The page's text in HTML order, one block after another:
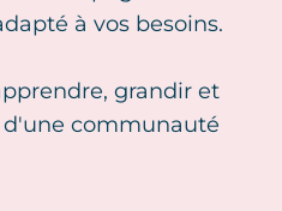
à vos besoins.
grandir et
communauté